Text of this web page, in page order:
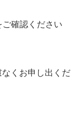
確認ください
くお申し出くだ